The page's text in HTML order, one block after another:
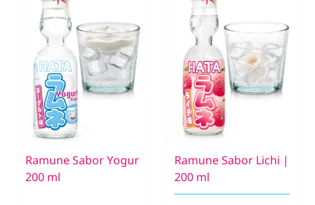
Ramune Sabor Yogur
200 ml
Ramune Sabor Lichi |
200 ml